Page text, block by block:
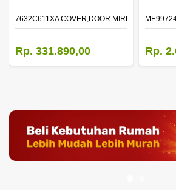
7632C611XA COVER,DOOR MIRROR,OTR LH
Rp. 331.890,00 Rp.